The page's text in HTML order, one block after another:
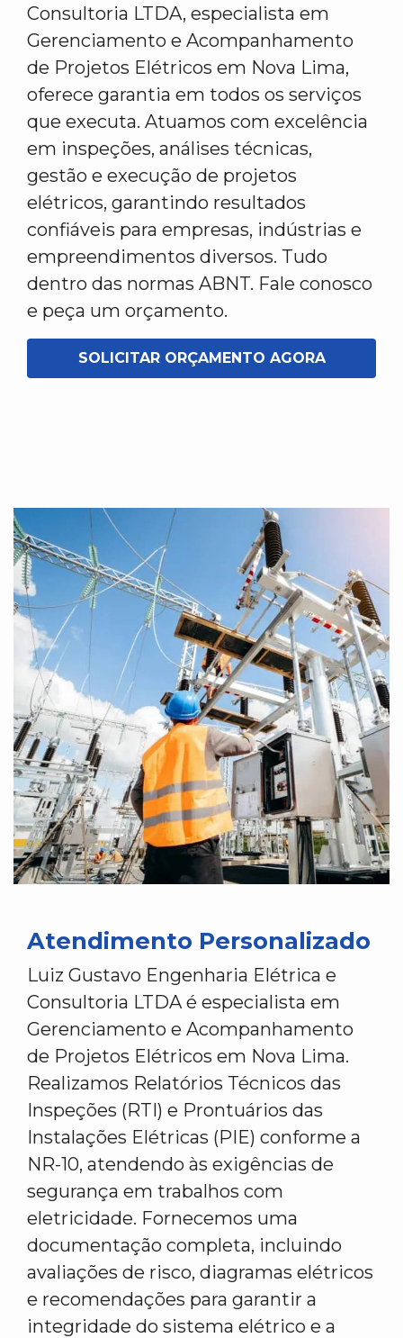
Consultoria LTDA, especialista em
Gerenciamento e Acompanhamento
de Projetos Elétricos em Nova Lima,
oferece garantia em todos os serviços
que executa. Atuamos com excelência
em inspeções, análises técnicas,
gestão e execução de projetos
elétricos, garantindo resultados
confiáveis para empresas, indústrias e
empreendimentos diversos. Tudo
dentro das normas ABNT. Fale conosco
e peça um orçamento.
SOLICITAR ORÇAMENTO AGORA
Atendimento Personalizado
Luiz Gustavo Engenharia Elétrica e
Consultoria LTDA é especialista em
Gerenciamento e Acompanhamento
de Projetos Elétricos em Nova Lima.
Realizamos Relatórios Técnicos das
Inspeções (RTI) e Prontuários das
Instalações Elétricas (PIE) conforme a
NR-10, atendendo às exigências de
segurança em trabalhos com
eletricidade. Fornecemos uma
documentação completa, incluindo
avaliações de risco, diagramas elétricos
e recomendações para garantir a
integridade do sistema elétrico e a